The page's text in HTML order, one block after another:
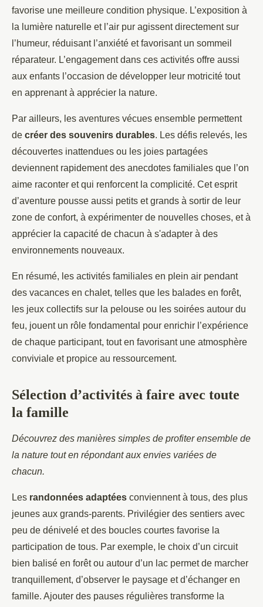
favorise une meilleure condition physique. L’exposition à
la lumière naturelle et l’air pur agissent directement sur
l’humeur, réduisant l’anxiété et favorisant un sommeil
réparateur. L’engagement dans ces activités offre aussi
aux enfants l’occasion de développer leur motricité tout
en apprenant à apprécier la nature.
Par ailleurs, les aventures vécues ensemble permettent
de créer des souvenirs durables. Les défis relevés, les
découvertes inattendues ou les joies partagées
deviennent rapidement des anecdotes familiales que l’on
aime raconter et qui renforcent la complicité. Cet esprit
d’aventure pousse aussi petits et grands à sortir de leur
zone de confort, à expérimenter de nouvelles choses, et à
apprécier la capacité de chacun à s'adapter à des
environnements nouveaux.
En résumé, les activités familiales en plein air pendant
des vacances en chalet, telles que les balades en forêt,
les jeux collectifs sur la pelouse ou les soirées autour du
feu, jouent un rôle fondamental pour enrichir l’expérience
de chaque participant, tout en favorisant une atmosphère
conviviale et propice au ressourcement.
Sélection d’activités à faire avec toute
la famille
Découvrez des manières simples de profiter ensemble de
la nature tout en répondant aux envies variées de
chacun.
Les randonnées adaptées conviennent à tous, des plus
jeunes aux grands-parents. Privilégier des sentiers avec
peu de dénivelé et des boucles courtes favorise la
participation de tous. Par exemple, le choix d’un circuit
bien balisé en forêt ou autour d’un lac permet de marcher
tranquillement, d’observer le paysage et d’échanger en
famille. Ajouter des pauses régulières transforme la